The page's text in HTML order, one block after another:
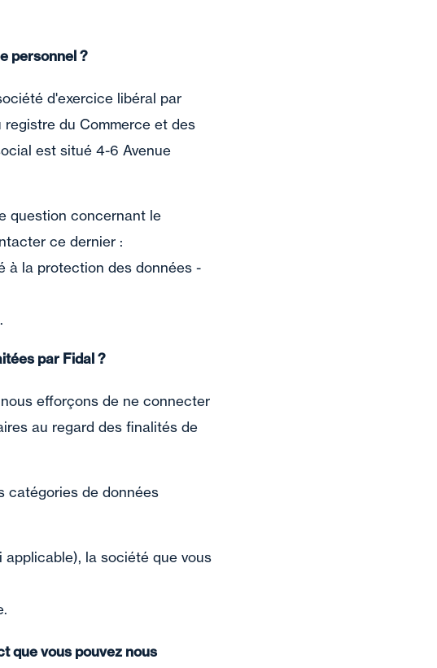
personnel ?
d'exercice libéral par
du Commerce et des
est situé 4-6 Avenue
question concernant le
ce dernier :
à la protection des données -
par Fidal ?
efforçons de ne connecter
au regard des finalités de
catégories de données
la société que vous
que vous pouvez nous